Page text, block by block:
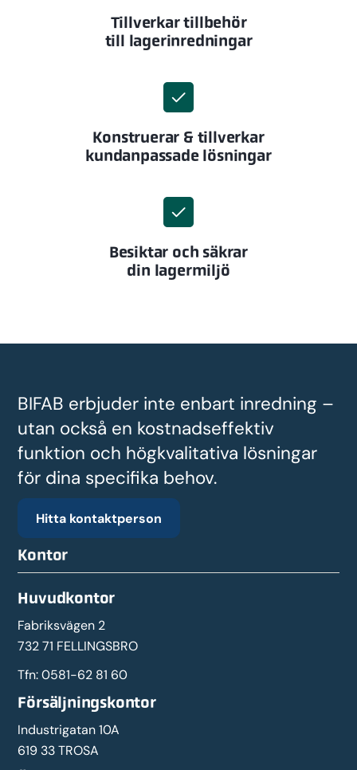
Tillverkar tillbehör
till lagerinredningar
Konstruerar & tillverkar
kundanpassade lösningar
Besiktar och säkrar
din lagermiljö
BIFAB erbjuder inte enbart inredning –
utan också en kostnadseffektiv
funktion och högkvalitativa lösningar
för dina specifika behov.
Hitta kontaktperson
Kontor
Huvudkontor
Fabriksvägen 2
732 71 FELLINGSBRO
Tfn:0581-62 81 60
Försäljningskontor
Industrigatan 10A
619 33 TROSA